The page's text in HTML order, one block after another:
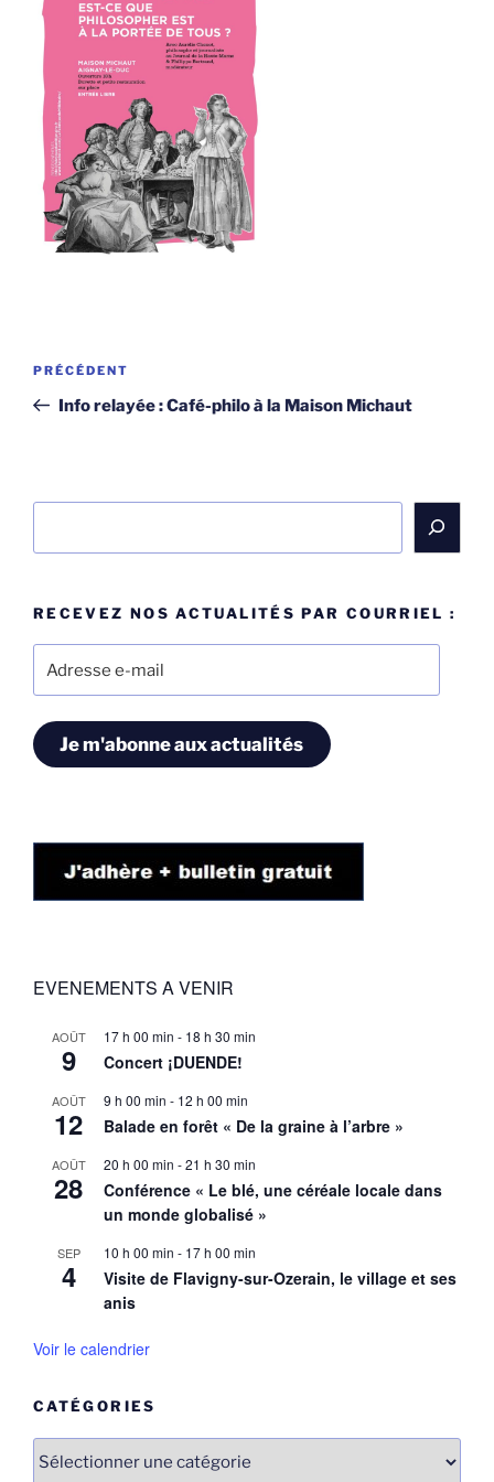
Navigation
l’article
Article
précédent
PRÉCÉDENT
Info relayée : Café-philo à la Maison Michaut
RECEVEZ NOS ACTUALITÉS PAR COURRIEL :
Je m'abonne aux actualités
EVENEMENTS A VENIR
AOÛT
9
17 h 00 min - 18 h 30 min
Concert ¡DUENDE!
AOÛT
12
9 h 00 min - 12 h 00 min
Balade en forêt « De la graine à l’arbre »
AOÛT
28
20 h 00 min -21 h 30 min
Conférence « Le blé, une céréale locale dans
un monde globalisé »
SEP
4
10 h 00 min - 17 h 00 min
Visite de Flavigny-sur-Ozerain, le village et ses
anis
Voir le calendrier
CATÉGORIES
Catégories